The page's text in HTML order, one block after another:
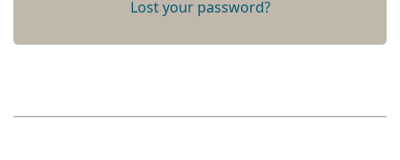
Lost your password?